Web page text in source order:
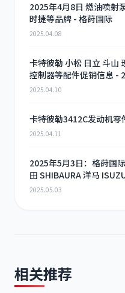
2025年4月8日 燃油喷射
时捷等品牌 - 格莳国际
2025.04.08
卡特彼勒 小松 日立 斗山
控制器等配件促销信息 -
2025.04.10
卡特彼勒3412C发动机零
2025.04.11
2025年5月3日：格莳国
田 SHIBAURA 洋马
RHF3 涡轮增压器及配件
2025.05.03
相关推荐